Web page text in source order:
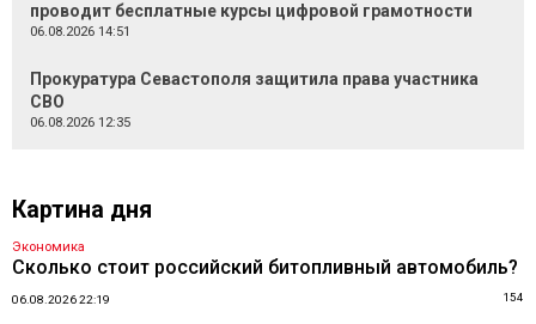
проводит бесплатные курсы цифровой грамотности
06.08.2026 14:51
Прокуратура Севастополя защитила права участника
СВО
06.08.2026 12:35
Картина дня
Экономика
Сколько стоит российский битопливный автомобиль?
06.08.2026 22:19 154